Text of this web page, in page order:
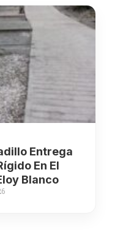
Entrega
En El
Blanco